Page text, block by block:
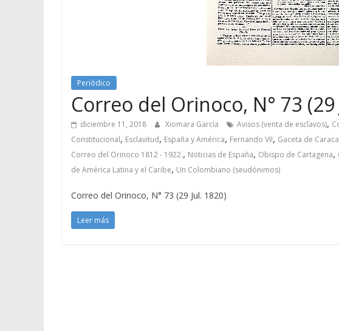
Periódico
Correo del Orinoco, N° 73 (29
diciembre 11, 2018 Xiomara García Avisos (venta de esclavos),
Constitucional, Esclavitud, España y América, Fernando VII, Gaceta de
Correo del Orinoco 1812 - 1922., Noticias de España, Obispo de Cartagena,
de América Latina y el Caribe, Un Colombiano (seudónimos)
Correo del Orinoco, N° 73 (29 Jul. 1820)
Leer más